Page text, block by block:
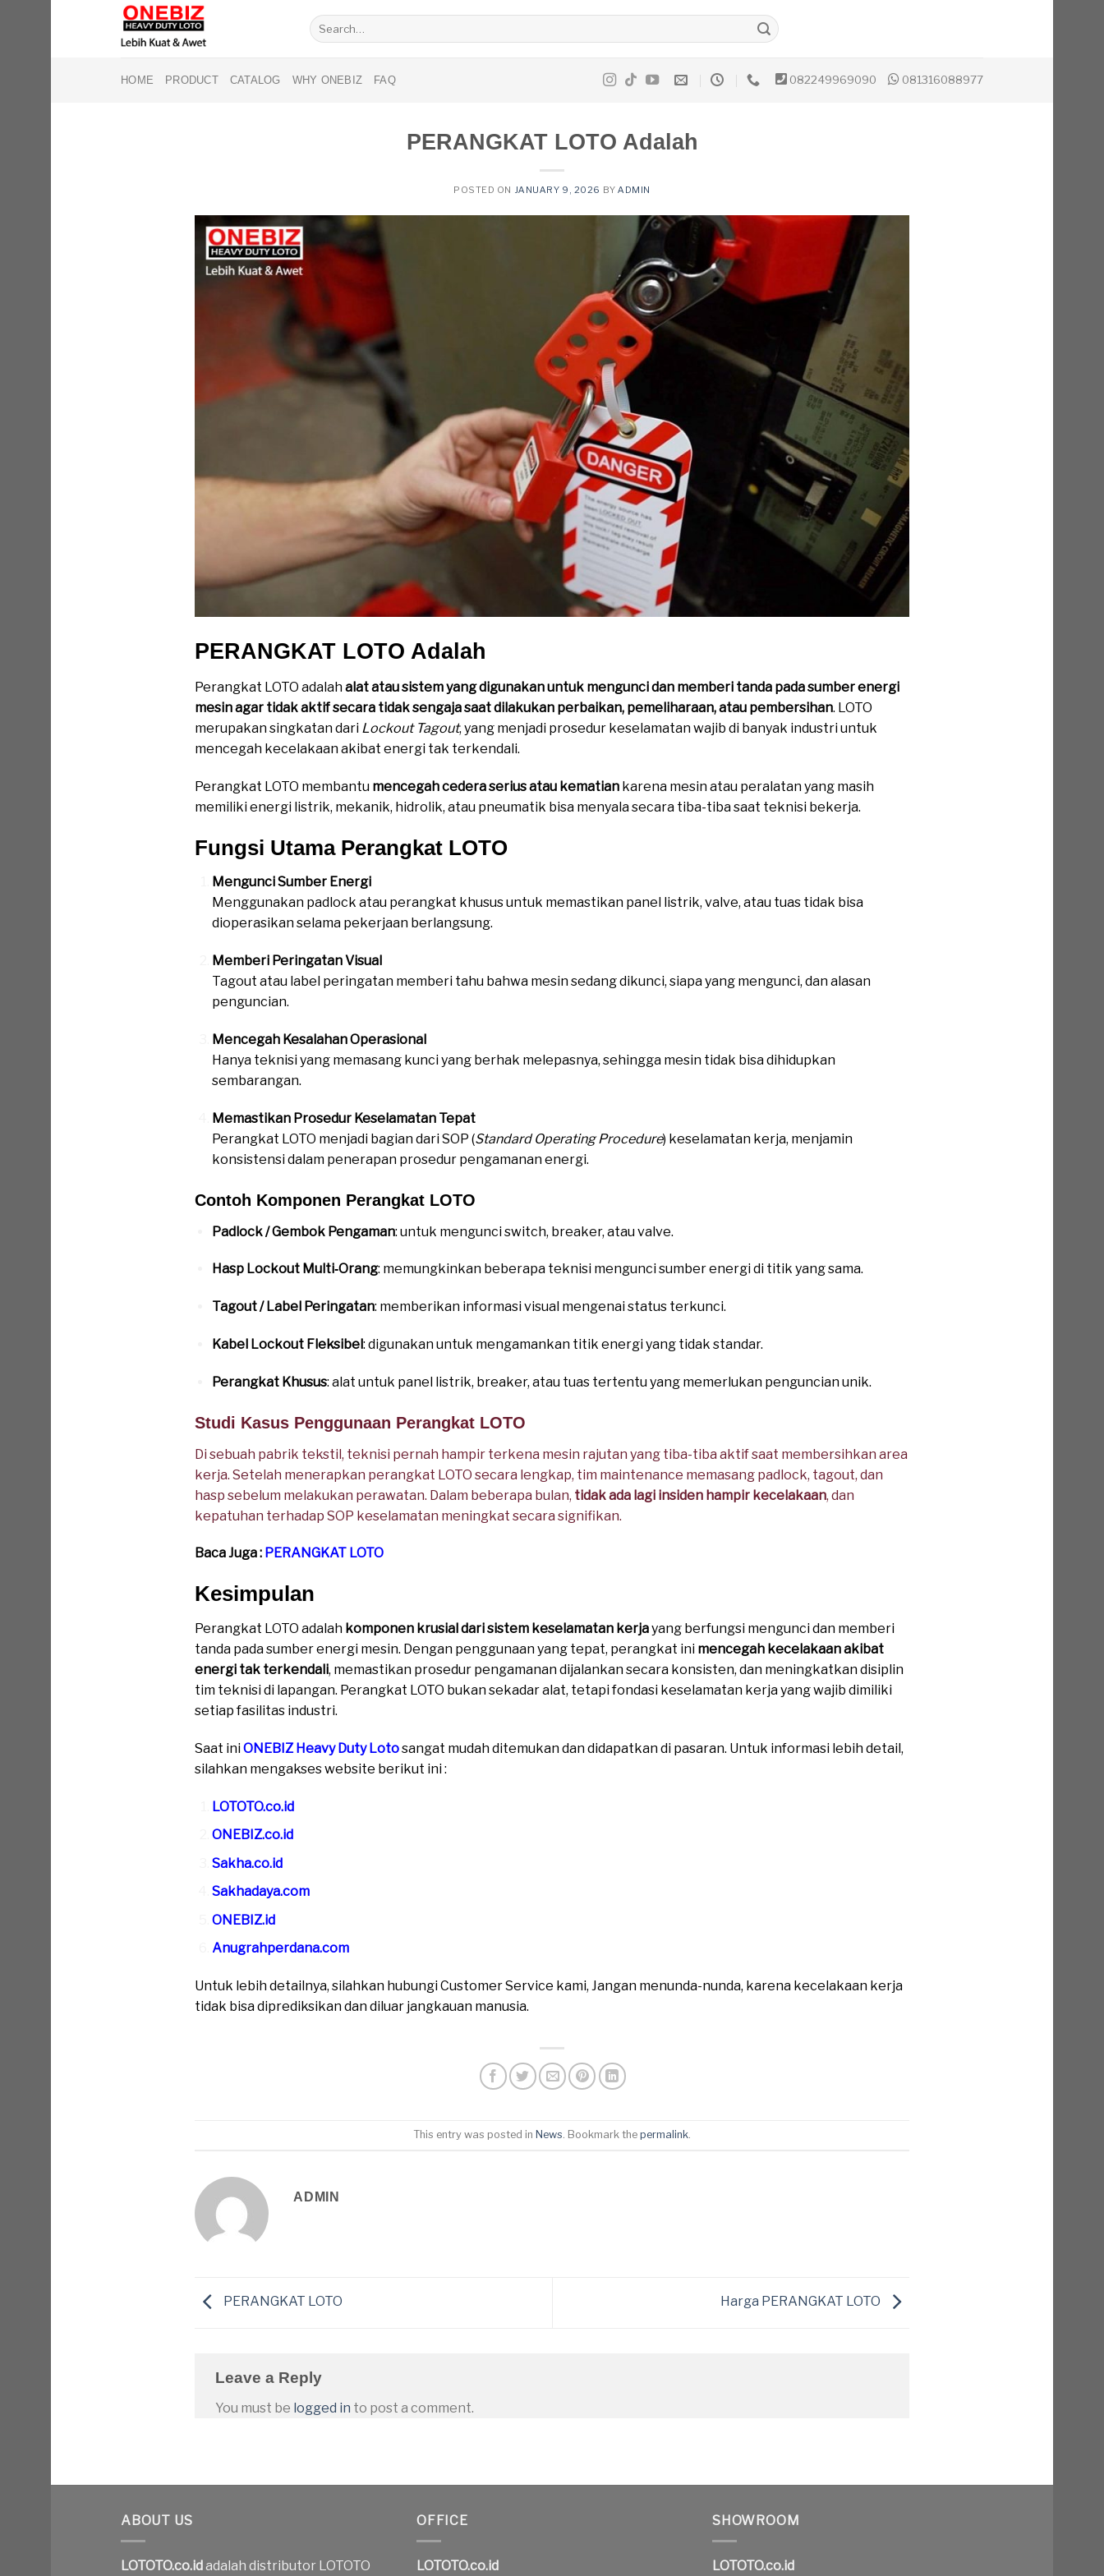
Search
for:
HOME PRODUCT CATALOG WHY ONEBIZ FAQ 082249969090 081316088977
PERANGKAT LOTO Adalah
POSTED ON JANUARY 9, 2026 BYADMIN
PERANGKAT LOTO Adalah
Perangkat LOTO adalahalat atau sistem yang digunakan untuk mengunci dan memberi tanda pada sumber energi
mesin agar tidak aktif secara tidak sengaja saat dilakukan perbaikan, pemeliharaan, atau pembersihan. LOTO
merupakan singkatan dari Lockout Tagout, yang menjadi prosedur keselamatan wajib di banyak industri untuk
mencegah kecelakaan akibat energi tak terkendali.
Perangkat LOTO membantu mencegah cedera serius atau kematian karena mesin atau peralatan yang masih
memiliki energi listrik, mekanik, hidrolik, atau pneumatik bisa menyala secara tiba-tiba saat teknisi bekerja.
Fungsi Utama Perangkat LOTO
Mengunci Sumber Energi
Menggunakan padlock atau perangkat khusus untuk memastikan panel listrik, valve, atau tuas tidak bisa
dioperasikan selama pekerjaan berlangsung.
Memberi Peringatan Visual
Tagout atau label peringatan memberi tahu bahwa mesin sedang dikunci, siapa yang mengunci, dan alasan
penguncian.
Mencegah Kesalahan Operasional
Hanya teknisi yang memasang kunci yang berhak melepasnya, sehingga mesin tidak bisa dihidupkan
sembarangan.
Memastikan Prosedur Keselamatan Tepat
Perangkat LOTO menjadi bagian dari SOP (Standard Operating Procedure) keselamatan kerja, menjamin
konsistensi dalam penerapan prosedur pengamanan energi.
Contoh Komponen Perangkat LOTO
Padlock / Gembok Pengaman: untuk mengunci switch, breaker, atau valve.
Hasp Lockout Multi‑Orang: memungkinkan beberapa teknisi mengunci sumber energi di titik yang sama.
Tagout / Label Peringatan: memberikan informasi visual mengenai status terkunci.
Kabel Lockout Fleksibel: digunakan untuk mengamankan titik energi yang tidak standar.
Perangkat Khusus: alat untuk panel listrik, breaker, atau tuas tertentu yang memerlukan penguncian unik.
Studi Kasus Penggunaan Perangkat LOTO
Di sebuah pabrik tekstil, teknisi pernah hampir terkena mesin rajutan yang tiba-tiba aktif saat membersihkan area
kerja. Setelah menerapkan perangkat LOTO secara lengkap, tim maintenance memasang padlock, tagout, dan
hasp sebelum melakukan perawatan. Dalam beberapa bulan, tidak ada lagi insiden hampir kecelakaan, dan
kepatuhan terhadap SOP keselamatan meningkat secara signifikan.
Baca Juga : PERANGKAT LOTO
Kesimpulan
Perangkat LOTO adalah komponen krusial dari sistem keselamatan kerjayang berfungsi mengunci dan memberi
tanda pada sumber energi mesin. Dengan penggunaan yang tepat, perangkat ini mencegah kecelakaan akibat
energi tak terkendali, memastikan prosedur pengamanan dijalankan secara konsisten, dan meningkatkan disiplin
tim teknisi di lapangan. Perangkat LOTO bukan sekadar alat, tetapi fondasi keselamatan kerja yang wajib dimiliki
setiap fasilitas industri.
Saat iniONEBIZ Heavy Duty Lotosangat mudah ditemukan dan didapatkan di pasaran. Untuk informasi lebih detail,
silahkan mengakses website berikut ini :
LOTOTO.co.id
ONEBIZ.co.id
Sakha.co.id
Sakhadaya.com
ONEBIZ.id
Anugrahperdana.com
Untuk lebih detailnya, silahkan hubungi Customer Service kami, Jangan menunda-nunda, karena kecelakaan kerja
tidak bisa diprediksikan dan diluar jangkauan manusia.
This entry was posted in News . Bookmark the permalink
ADMIN
PERANGKAT LOTO Harga PERANGKAT LOTO
Leave a Reply
You must be logged in to post a comment.
ABOUT US
LOTOTO.co.idadalah distributor LOTOTO
OFFICE
LOTOTO.co.id
SHOWROOM
LOTOTO.co.id